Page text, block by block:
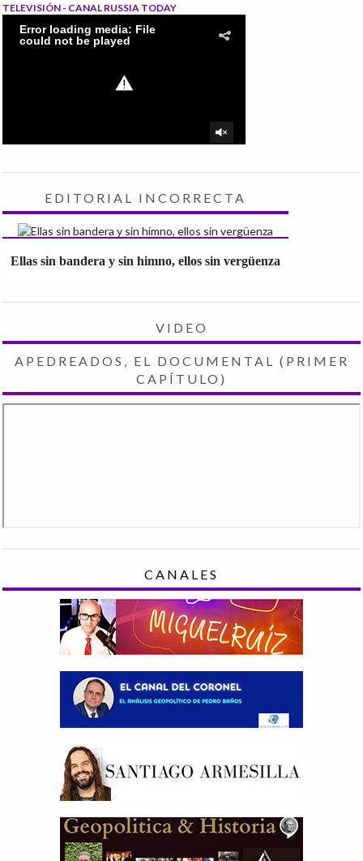
TELEVISIÓN - CANAL RUSSIA TODAY
EDITORIAL INCORRECTA
Ellas sin bandera y sin himno, ellos sin vergüenza
VIDEO
APEDREADOS, EL DOCUMENTAL (PRIMER
CAPÍTULO)
CANALES